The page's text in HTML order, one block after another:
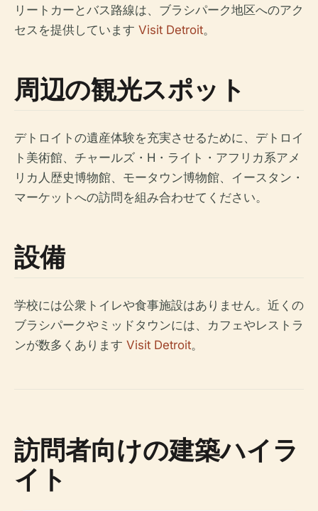
リートカーとバス路線は、ブラシパーク地区へのアク
セスを提供しています Visit Detroit。
周辺の観光スポット
デトロイトの遺産体験を充実させるために、デトロイ
ト美術館、チャールズ・H・ライト・アフリカ系アメ
リカ人歴史博物館、モータウン博物館、イースタン・
マーケットへの訪問を組み合わせてください。
設備
学校には公衆トイレや食事施設はありません。近くの
ブラシパークやミッドタウンには、カフェやレストラ
ンが数多くあります Visit Detroit。
訪問者向けの建築ハイラ
イト